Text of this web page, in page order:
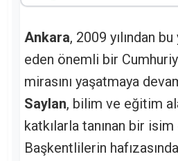
Ankara, 2009 yılından
eden önemli bir
mirasını yaşatmaya
Saylan, bilim ve eğitim
katkılarla tanınan bir
Başkentlilerin